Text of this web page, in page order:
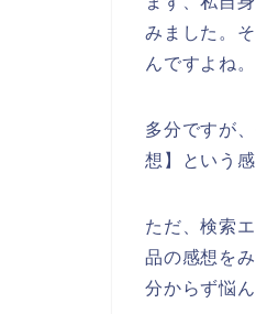
みました。
んですよね。
多分ですが
想】という
ただ、検索
品の感想を
分からず悩